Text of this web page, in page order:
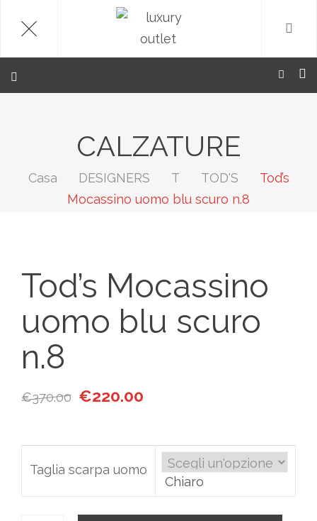
.
CALZATURE
Casa DESIGNERS T TOD'S
Tod’s
Mocassino uomo blu scuro n.8
Tod’s Mocassino
uomo blu scuro
n.8
€370.00 Il prezzo originale era: €370.00.
€220.00
Taglia scarpa uomo
Chiaro